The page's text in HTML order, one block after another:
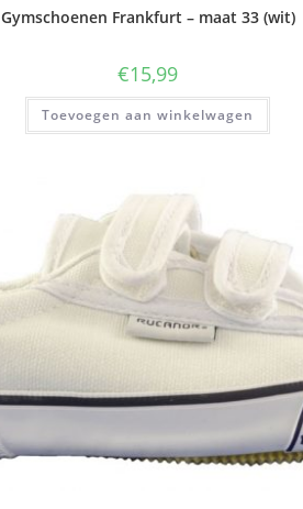
Gymschoenen Frankfurt – maat 33 (wit)
€15,99
Toevoegen aan winkelwagen